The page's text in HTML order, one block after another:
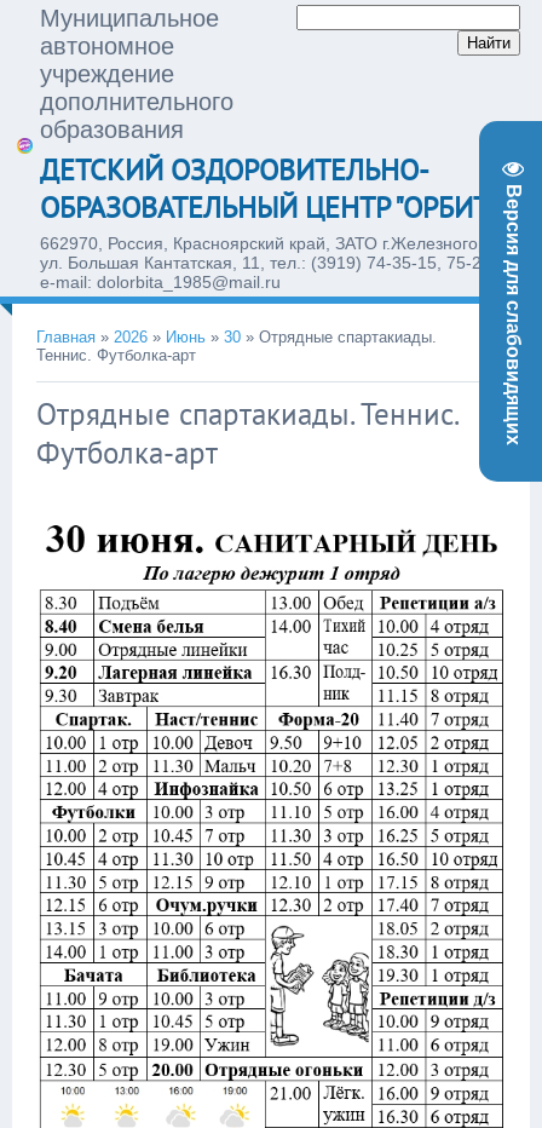
Версия для слабовидящих
Муниципальное
автономное
учреждение
дополнительного
образования
ДЕТСКИЙ ОЗДОРОВИТЕЛЬНО-
ОБРАЗОВАТЕЛЬНЫЙ ЦЕНТР "ОРБИТА"
662970, Россия, Красноярский край, ЗАТО г.Железногорск,
ул. Большая Кантатская, 11, тел.: (3919) 74-35-15, 75-28-77,
e-mail: dolorbita_1985@mail.ru
Главная » 2026 » Июнь » 30 » Отрядные спартакиады.
Теннис. Футболка-арт
Отрядные спартакиады. Теннис.
Футболка-арт